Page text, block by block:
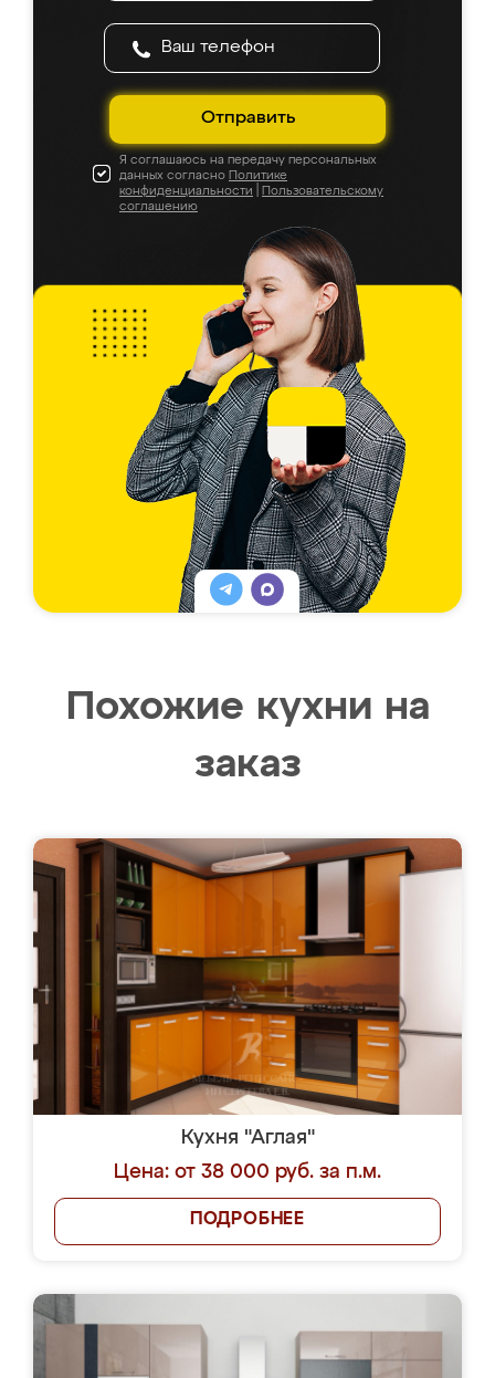
Отправить
Я соглашаюсь на передачу персональных
данных согласно Политике
конфиденциальности
Пользовательскому
соглашению
Похожие кухни на
заказ
Кухня "Аглая"
Цена: от 38 000 руб. за п.м.
ПОДРОБНЕЕ